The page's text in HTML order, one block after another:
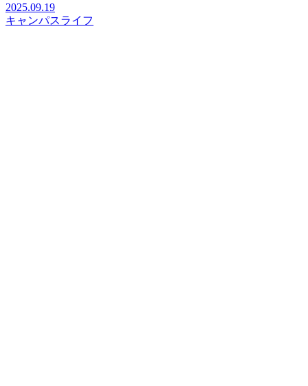
2025.09.19
キャンパスライフ